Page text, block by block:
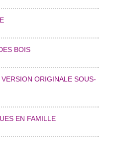
BOIS
ORIGINALE SOUS-
EN FAMILLE